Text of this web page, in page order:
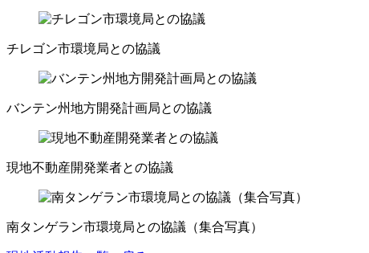
チレゴン市環境局との協議
バンテン州地方開発計画局との協議
現地不動産開発業者との協議
南タンゲラン市環境局との協議（集合写真）